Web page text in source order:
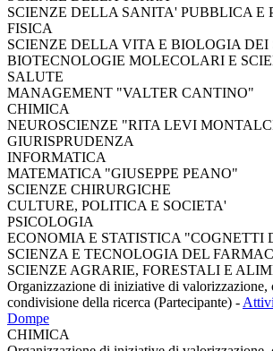
SCIENZE DELLA SANITA' PUBBLICA E
FISICA
SCIENZE DELLA VITA E BIOLOGIA DEI
BIOTECNOLOGIE MOLECOLARI E
SALUTE
MANAGEMENT "VALTER CANTINO"
CHIMICA
NEUROSCIENZE "RITA LEVI
GIURISPRUDENZA
INFORMATICA
MATEMATICA "GIUSEPPE PEANO"
SCIENZE CHIRURGICHE
CULTURE, POLITICA E SOCIETA'
PSICOLOGIA
ECONOMIA E STATISTICA "COGNETTI
SCIENZA E TECNOLOGIA DEL
SCIENZE AGRARIE, FORESTALI E
Organizzazione di iniziative di valorizzazione,
condivisione della ricerca (Partecipante) -
Dompe
CHIMICA